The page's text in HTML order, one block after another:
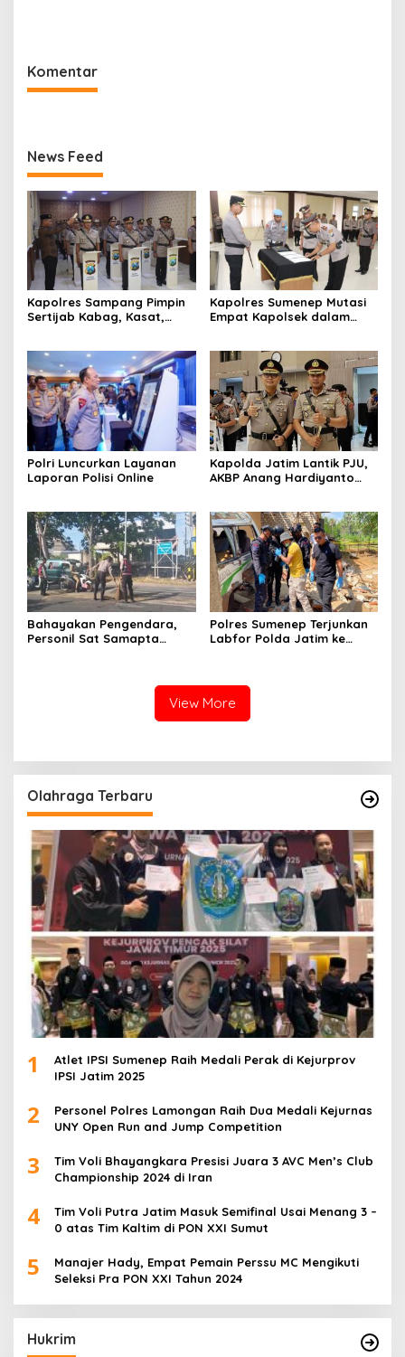
Komentar
News Feed
Kapolres Sampang Pimpin
Sertijab Kabag, Kasat,
Kapolres Sumenep Mutasi
Empat Kapolsek dalam
Polri Luncurkan Layanan
Laporan Polisi Online
Kapolda Jatim Lantik PJU,
AKBP Anang Hardiyanto
Bahayakan Pengendara,
Personil Sat Samapta
Polres Sumenep Terjunkan
Labfor Polda Jatim ke
View More
Olahraga Terbaru
1
Atlet IPSI Sumenep Raih Medali Perak di Kejurprov
IPSI Jatim 2025
2
Personel Polres Lamongan Raih Dua Medali Kejurnas
UNY Open Run and Jump Competition
3
Tim Voli Bhayangkara Presisi Juara 3 AVC Men’s Club
Championship 2024 di Iran
4
Tim Voli Putra Jatim Masuk Semifinal Usai Menang 3 –
0 atas Tim Kaltim di PON XXI Sumut
5
Manajer Hady, Empat Pemain Perssu MC Mengikuti
Seleksi Pra PON XXI Tahun 2024
Hukrim